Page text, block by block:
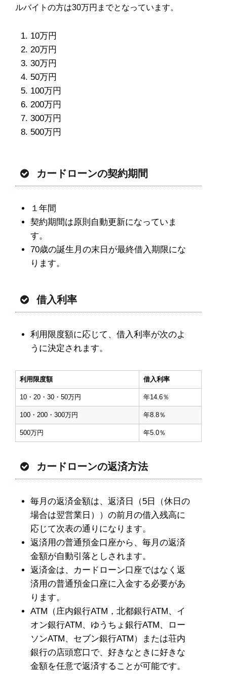
ルバイトの方は30万円までとなっています。
10万円
20万円
30万円
50万円
100万円
200万円
300万円
500万円
カードローンの契約期間
１年間
契約期間は原則自動更新になっていま
す。
70歳の誕生月の末日が最終借入期限にな
ります。
借入利率
利用限度額に応じて、借入利率が次のよ
うに決定されます。
利用限度額 借入利率
10・20・30・50万円 年14.6％
100・200・300万円 年8.8％
500万円 年5.0％
カードローンの返済方法
毎月の返済金額は、返済日（5日（休日の
場合は翌営業日））の前月の借入残高に
応じて次表の通りになります。
返済用の普通預金口座から、毎月の返済
金額が自動引落としされます。
返済金は、カードローン口座ではなく返
済用の普通預金口座に入金する必要があ
ります。
ATM（庄内銀行ATM，北都銀行ATM、イ
オン銀行ATM、ゆうちょ銀行ATM、ロー
ソンATM、セブン銀行ATM）または荘内
銀行の店頭窓口で、好きなときに好きな
金額を任意で返済することが可能です。